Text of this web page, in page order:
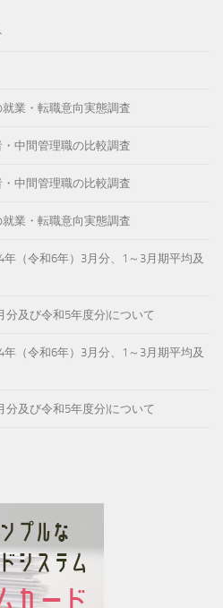
業・転職意向実態調査
中間管理職の比較調査
中間管理職の比較調査
業・転職意向実態調査
（令和6年）3月分、1～3月期平均及
分及び令和5年度分)について
（令和6年）3月分、1～3月期平均及
分及び令和5年度分)について